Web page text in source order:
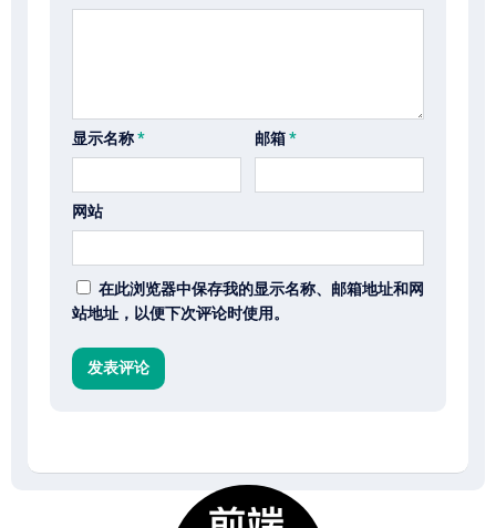
显示名称* 邮箱*
网站
在此浏览器中保存我的显示名称、邮箱地址和网
站地址，以便下次评论时使用。